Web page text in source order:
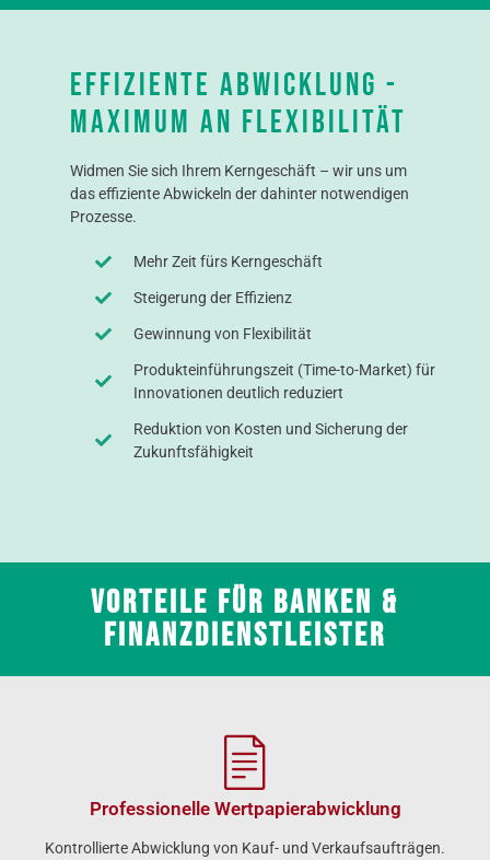
Effiziente Abwicklung -
maximum an flexibilität
Widmen Sie sich Ihrem Kerngeschäft – wir uns um
das effiziente Abwickeln der dahinter notwendigen
Prozesse.
Mehr Zeit fürs Kerngeschäft
Steigerung der Effizienz
Gewinnung von Flexibilität
Produkteinführungszeit (Time-to-Market) für
Innovationen deutlich reduziert
Reduktion von Kosten und Sicherung der
Zukunftsfähigkeit
Vorteile für Banken &
Finanzdienstleister
Professionelle Wertpapier­abwicklung
Kontrollierte Abwicklung von Kauf- und Verkaufsaufträgen.